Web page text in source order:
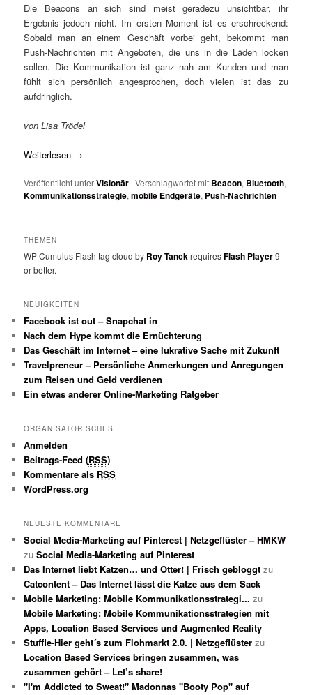
Die Beacons an sich sind meist geradezu unsichtbar, ihr
Ergebnis jedoch nicht. Im ersten Moment ist es erschreckend:
Sobald man an einem Geschäft vorbei geht, bekommt man
Push-Nachrichten mit Angeboten, die uns in die Läden locken
sollen. Die Kommunikation ist ganz nah am Kunden und man
fühlt sich persönlich angesprochen, doch vielen ist das zu
aufdringlich.
von Lisa Trödel
Weiterlesen →
Veröffentlicht unterVisionär |Verschlagwortet mit Beacon, Bluetooth,
Kommunikationsstrategie,mobile Endgeräte, Push-Nachrichten
THEMEN
WP Cumulus Flash tag cloud by Roy TanckrequiresFlash Player9
or better.
NEUIGKEITEN
Facebook ist out – Snapchat in
Nach dem Hype kommt die Ernüchterung
Das Geschäft im Internet – eine lukrative Sache mit Zukunft
Travelpreneur – Persönliche Anmerkungen und Anregungen
zum Reisen und Geld verdienen
Ein etwas anderer Online-Marketing Ratgeber
ORGANISATORISCHES
Anmelden
Beitrags-Feed (RSS)
Kommentare als RSS
WordPress.org
NEUESTE KOMMENTARE
Social Media-Marketing auf Pinterest | Netzgeflüster – HMKW
zuSocial Media-Marketing auf Pinterest
Das Internet liebt Katzen… und Otter! | Frisch gebloggt zu
Catcontent – Das Internet lässt die Katze aus dem Sack
Mobile Marketing: Mobile Kommunikationsstrategi... zu
Mobile Marketing: Mobile Kommunikationsstrategien mit
Apps, Location Based Services und Augmented Reality
Stuffle-Hier geht´s zum Flohmarkt 2.0. | Netzgeflüster zu
Location Based Services bringen zusammen, was
zusammen gehört – Let’s share!
"I'm Addicted to Sweat!" Madonnas "Booty Pop" auf